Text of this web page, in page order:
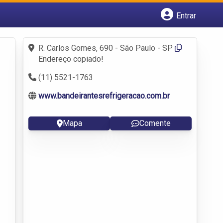
Entrar
Fazer login
Criar conta
R. Carlos Gomes, 690 - São Paulo - SP
Endereço copiado!
(11) 5521-1763
www.bandeirantesrefrigeracao.com.br
Mapa Comente